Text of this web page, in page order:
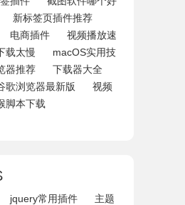
新标签页插件推荐
电商插件
视频播放速
载太慢
macOS实用技
器推荐
下载器大全
歌浏览器最新版
视频
脚本下载
jquery常用插件
主题